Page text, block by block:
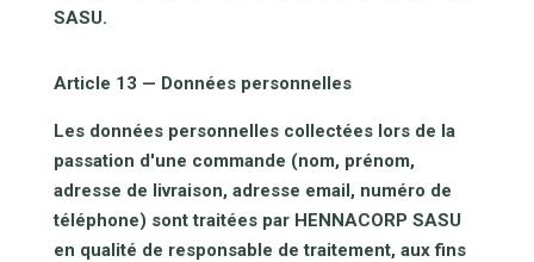
SASU.
Article 13 — Données personnelles
Les données personnelles collectées lors de la
passation d'une commande (nom, prénom,
adresse de livraison, adresse email, numéro de
téléphone) sont traitées par HENNACORP SASU
en qualité de responsable de traitement, aux fins